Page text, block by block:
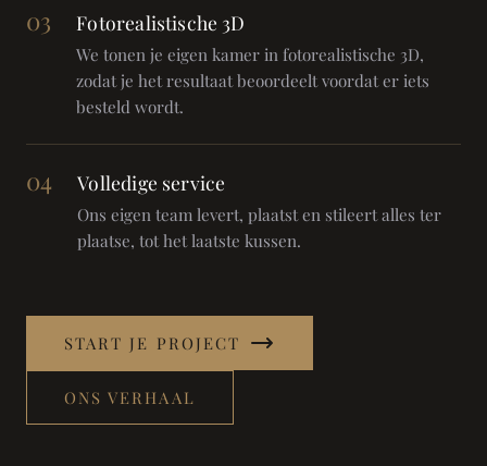
03 Fotorealistische 3D
We tonen je eigen kamer in fotorealistische 3D,
zodat je het resultaat beoordeelt voordat er iets
besteld wordt.
04 Volledige service
Ons eigen team levert, plaatst en stileert alles ter
plaatse, tot het laatste kussen.
START JE PROJECT
ONS VERHAAL